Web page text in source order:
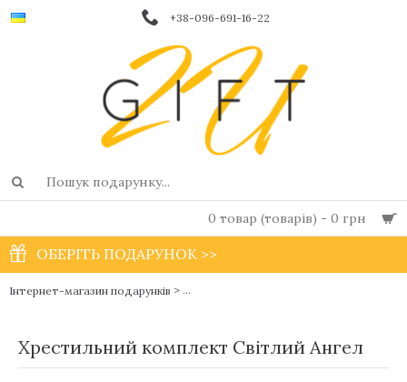
+38-096-691-16-22
0 товар (товарів) - 0 грн
ОБЕРІТЬ ПОДАРУНОК >>
Інтернет-магазин подарунків > Хрестильні набори для новонароджених
Хрестильний комплект Світлий Ангел